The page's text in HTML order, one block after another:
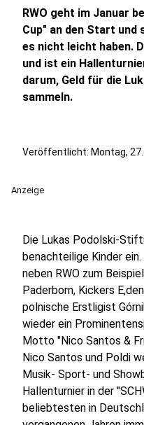
RWO geht im Januar
Cup" an den Start und
es nicht leicht haben.
und ist ein
darum, Geld für die
sammeln.
Veröffentlicht: Montag,
Anzeige
Die Lukas Podolski-
benachteilige Kinder
neben RWO zum
Paderborn, Kickers
polnische Erstligist
wieder ein
Motto "Nico Santos &
Nico Santos und Poldi
Musik- Sport- und
Hallenturnier in der
beliebtesten in